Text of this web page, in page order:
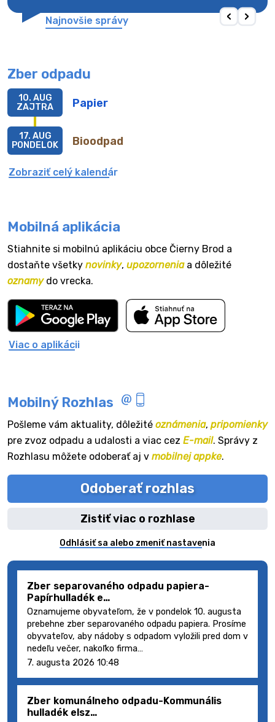
Najnovšie správy
Zber odpadu
Papier
10. AUG
ZAJTRA
Bioodpad
17. AUG
PONDELOK
Zobraziť celý kalendár
Mobilná aplikácia
Stiahnite si mobilnú aplikáciu obce Čierny Brod a
dostaňte všetky novinky, upozorneniaa dôležité
oznamydo vrecka.
Viac o aplikácii
Mobilný Rozhlas
Pošleme vám aktuality, dôležité oznámenia, pripomienky
pre zvoz odpadu a udalosti a viac cez E-mail. Správy z
Rozhlasu môžete odoberať aj v mobilnej appke.
Odoberať rozhlas
Zistiť viac o rozhlase
Odhlásiť sa alebo zmeniť nastavenia
Zber separovaného odpadu papiera-
Papírhulladék e…
Oznamujeme obyvateľom, že v pondelok 10. augusta
prebehne zber separovaného odpadu papiera. Prosíme
obyvateľov, aby nádoby s odpadom vyložili pred dom v
nedeľu večer, nakoľko firma…
7. augusta 2026 10:48
Zber komunálneho odpadu-Kommunális
hulladék elsz…